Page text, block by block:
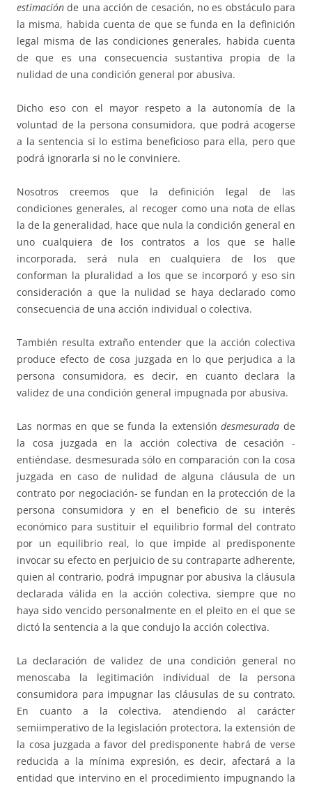
estimaciónde una acción de cesación, no es obstáculo para
la misma, habida cuenta de que se funda en la definición
legal misma de las condiciones generales, habida cuenta
de que es una consecuencia sustantiva propia de la
nulidad de una condición general por abusiva.
Dicho eso con el mayor respeto a la autonomía de la
voluntad de la persona consumidora, que podrá acogerse
a la sentencia si lo estima beneficioso para ella, pero que
podrá ignorarla si no le conviniere.
Nosotros creemos que la definición legal de las
condiciones generales, al recoger como una nota de ellas
la de la generalidad, hace que nula la condición general en
uno cualquiera de los contratos a los que se halle
incorporada, será nula en cualquiera de los que
conforman la pluralidad a los que se incorporó y eso sin
consideración a que la nulidad se haya declarado como
consecuencia de una acción individual o colectiva.
También resulta extraño entender que la acción colectiva
produce efecto de cosa juzgada en lo que perjudica a la
persona consumidora, es decir, en cuanto declara la
validez de una condición general impugnada por abusiva.
Las normas en que se funda la extensióndesmesurada de
la cosa juzgada en la acción colectiva de cesación -
entiéndase, desmesurada sólo en comparación con la cosa
juzgada en caso de nulidad de alguna cláusula de un
contrato por negociación- se fundan en la protección de la
persona consumidora y en el beneficio de su interés
económico para sustituir el equilibrio formal del contrato
por un equilibrio real, lo que impide al predisponente
invocar su efecto en perjuicio de su contraparte adherente,
quien al contrario, podrá impugnar por abusiva la cláusula
declarada válida en la acción colectiva, siempre que no
haya sido vencido personalmente en el pleito en el que se
dictó la sentencia a la que condujo la acción colectiva.
La declaración de validez de una condición general no
menoscaba la legitimación individual de la persona
consumidora para impugnar las cláusulas de su contrato.
En cuanto a la colectiva, atendiendo al carácter
semiimperativo de la legislación protectora, la extensión de
la cosa juzgada a favor del predisponente habrá de verse
reducida a la mínima expresión, es decir, afectará a la
entidad que intervino en el procedimiento impugnando la